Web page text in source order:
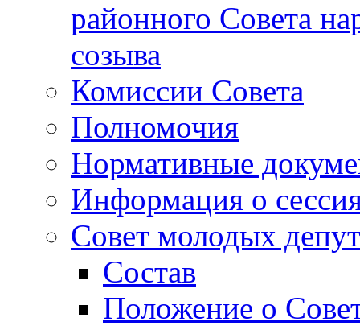
районного Совета
созыва
Комиссии Совета
Полномочия
Нормативные
Информация о
Совет молодых
Состав
Положение о